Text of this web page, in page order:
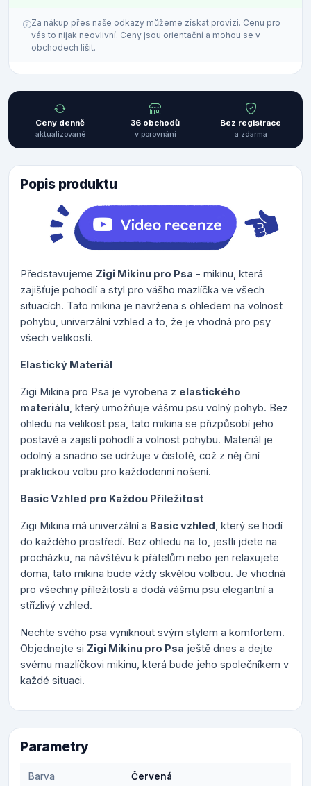
Za nákup přes naše odkazy můžeme získat provizi. Cenu pro
vás to nijak neovlivní. Ceny jsou orientační a mohou se v
obchodech lišit.
Ceny denně
aktualizované
36 obchodů
v porovnání
Bez registrace
a zdarma
Popis produktu
Představujeme Zigi Mikinu pro Psa - mikinu, která
zajišťuje pohodlí a styl pro vášho mazlíčka ve všech
situacích. Tato mikina je navržena s ohledem na volnost
pohybu, univerzální vzhled a to, že je vhodná pro psy
všech velikostí.
Elastický Materiál
Zigi Mikina pro Psa je vyrobena z elastického
materiálu , který umožňuje vášmu psu volný pohyb. Bez
ohledu na velikost psa, tato mikina se přizpůsobí jeho
postavě a zajistí pohodlí a volnost pohybu. Materiál je
odolný a snadno se udržuje v čistotě, což z něj činí
praktickou volbu pro každodenní nošení.
Basic Vzhled pro Každou Příležitost
Zigi Mikina má univerzální a Basic vzhled , který se hodí
do každého prostředí. Bez ohledu na to, jestli jdete na
procházku, na návštěvu k přátelům nebo jen relaxujete
doma, tato mikina bude vždy skvělou volbou. Je vhodná
pro všechny příležitosti a dodá vášmu psu elegantní a
střízlivý vzhled.
Nechte svého psa vyniknout svým stylem a komfortem.
Objednejte si Zigi Mikinu pro Psa ještě dnes a dejte
svému mazlíčkovi mikinu, která bude jeho společníkem v
každé situaci.
Parametry
Barva Červená